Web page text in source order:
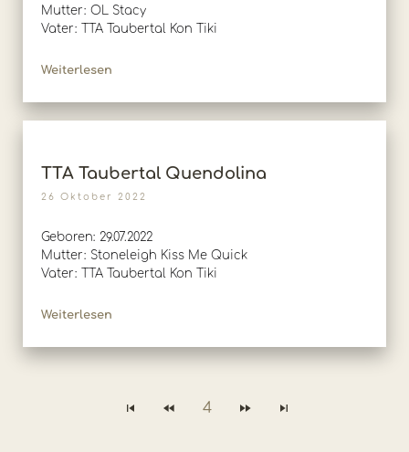
Mutter: OL Stacy
Vater: TTA Taubertal Kon Tiki
Weiterlesen
TTA Taubertal Quendolina
26 Oktober 2022
Geboren: 29.07.2022
Mutter: Stoneleigh Kiss Me Quick
Vater: TTA Taubertal Kon Tiki
Weiterlesen
4